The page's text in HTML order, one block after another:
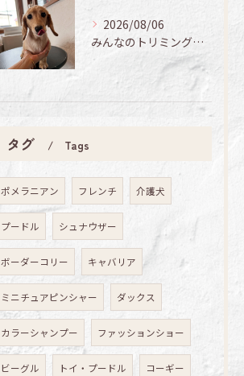
2026/08/06
みんなのトリミング日記🌟
タグ Tags
ポメラニアン フレンチ 介護犬
プードル シュナウザー
ボーダーコリー キャバリア
ミニチュアピンシャー ダックス
カラーシャンプー ファッションショー
ビーグル トイ・プードル コーギー